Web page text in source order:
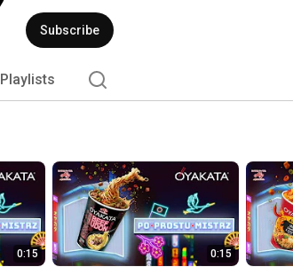
trendami, które ze starannością przekładamy
Subscribe
Playlists
0:15 0:15